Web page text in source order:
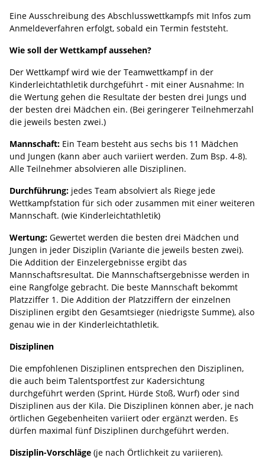
Eine Ausschreibung des Abschlusswettkampfs mit Infos zum
Anmeldeverfahren erfolgt, sobald ein Termin feststeht.
Wie soll der Wettkampf aussehen?
Der Wettkampf wird wie der Teamwettkampf in der
Kinderleichtathletik durchgeführt - mit einer Ausnahme: In
die Wertung gehen die Resultate der besten drei Jungs und
der besten drei Mädchen ein. (Bei geringerer Teilnehmerzahl
die jeweils besten zwei.)
Mannschaft: Ein Team besteht aus sechs bis 11 Mädchen
und Jungen (kann aber auch variiert werden. Zum Bsp. 4-8).
Alle Teilnehmer absolvieren alle Disziplinen.
Durchführung: jedes Team absolviert als Riege jede
Wettkampfstation für sich oder zusammen mit einer weiteren
Mannschaft. (wie Kinderleichtathletik)
Wertung: Gewertet werden die besten drei Mädchen und
Jungen in jeder Disziplin (Variante die jeweils besten zwei).
Die Addition der Einzelergebnisse ergibt das
Mannschaftsresultat. Die Mannschaftsergebnisse werden in
eine Rangfolge gebracht. Die beste Mannschaft bekommt
Platzziffer 1. Die Addition der Platzziffern der einzelnen
Disziplinen ergibt den Gesamtsieger (niedrigste Summe), also
genau wie in der Kinderleichtathletik.
Disziplinen
Die empfohlenen Disziplinen entsprechen den Disziplinen,
die auch beim Talentsportfest zur Kadersichtung
durchgeführt werden (Sprint, Hürde Stoß, Wurf) oder sind
Disziplinen aus der Kila. Die Disziplinen können aber, je nach
örtlichen Gegebenheiten variiert oder ergänzt werden. Es
dürfen maximal fünf Disziplinen durchgeführt werden.
Disziplin-Vorschläge (je nach Örtlichkeit zu variieren).